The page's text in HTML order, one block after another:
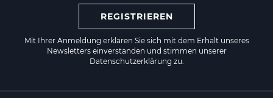
REGISTRIEREN
Mit Ihrer Anmeldung erklären Sie sich mit dem Erhalt unseres
Newsletters einverstanden und stimmen unserer
Datenschutzerklärung zu.